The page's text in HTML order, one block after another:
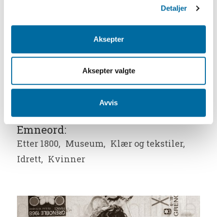
Detaljer
Aksepter
Aksepter valgte
Avvis
Utstillingen pakkes ubønnhørlig ned
igjen når OL i Nagano er slutt!
AAM.25956 , kjole.
Emneord:
Etter 1800, Museum, Klær og tekstiler,
Idrett, Kvinner